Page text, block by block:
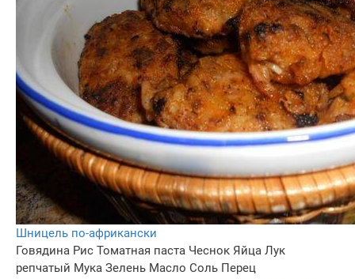
Шницель по-африкански
Говядина Рис Томатная паста Чеснок Яйца Лук
репчатый Мука Зелень Масло Соль Перец